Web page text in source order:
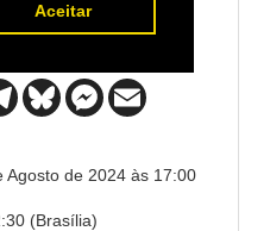
Aceitar
Spivac
Agosto de 2024 às 17:00
(Brasília)